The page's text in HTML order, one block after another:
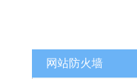
网站防火墙